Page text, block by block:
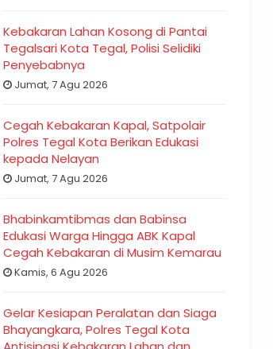
Kebakaran Lahan Kosong di Pantai
Tegalsari Kota Tegal, Polisi Selidiki
Penyebabnya
Jumat, 7 Agu 2026
Cegah Kebakaran Kapal, Satpolair
Polres Tegal Kota Berikan Edukasi
kepada Nelayan
Jumat, 7 Agu 2026
Bhabinkamtibmas dan Babinsa
Edukasi Warga Hingga ABK Kapal
Cegah Kebakaran di Musim Kemarau
Kamis, 6 Agu 2026
Gelar Kesiapan Peralatan dan Siaga
Bhayangkara, Polres Tegal Kota